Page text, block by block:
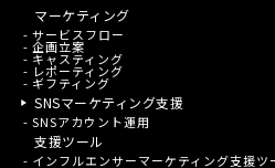
マーケティング
- サービスフロー
- 企画立案
- キャスティング
- レポーティング
- ギフティング
SNSマーケティング支援
- SNSアカウント運用
支援ツール
- インフルエンサーマーケティング支援ツ